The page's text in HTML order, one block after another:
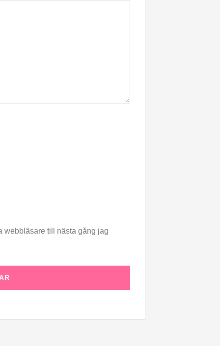
webbläsare till nästa gång jag